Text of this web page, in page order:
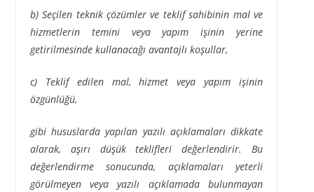
b) Seçilen teknik çözümler ve teklif sahibinin mal ve
hizmetlerin temini veya yapım işinin yerine
getirilmesinde kullanacağı avantajlı koşullar,
c) Teklif edilen mal, hizmet veya yapım işinin
özgünlüğü,
gibihususlarda yapılan yazılı açıklamaları dikkate
alarak, aşırı düşük teklifleri değerlendirir. Bu
değerlendirme sonucunda, açıklamaları yeterli
görülmeyen veya yazılı açıklamada bulunmayan